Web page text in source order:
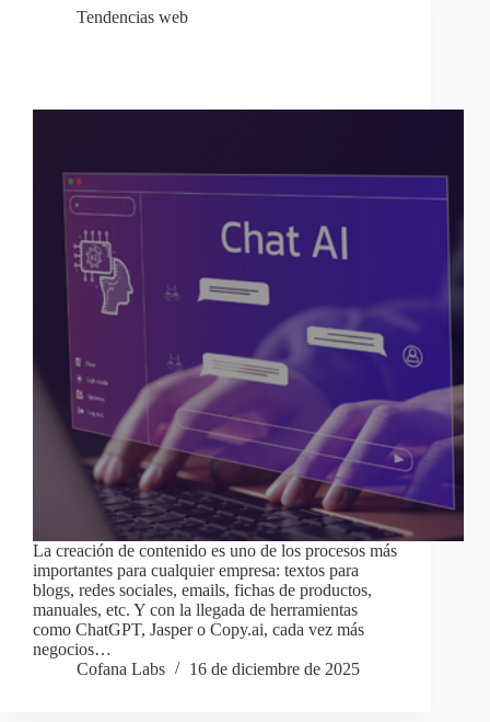
Tendencias web
La creación de contenido es uno de los procesos más
importantes para cualquier empresa: textos para
blogs, redes sociales, emails, fichas de productos,
manuales, etc. Y con la llegada de herramientas
como ChatGPT, Jasper o Copy.ai, cada vez más
negocios…
Cofana Labs
16 de diciembre de 2025